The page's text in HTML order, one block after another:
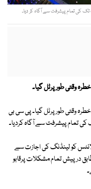
کی تمام پیشرفت سے آگاہ کر دیا۔
ایس ایل 6 کا ایک بڑا خطرہ وقتی طور پرٹل گیا۔ پی سی بی
کی تمام پیشرفت سے آگاہ کردیا۔
فلائٹس کو لینڈنگ کی اجازت سے
درپیش تمام مشکلات پرقابو